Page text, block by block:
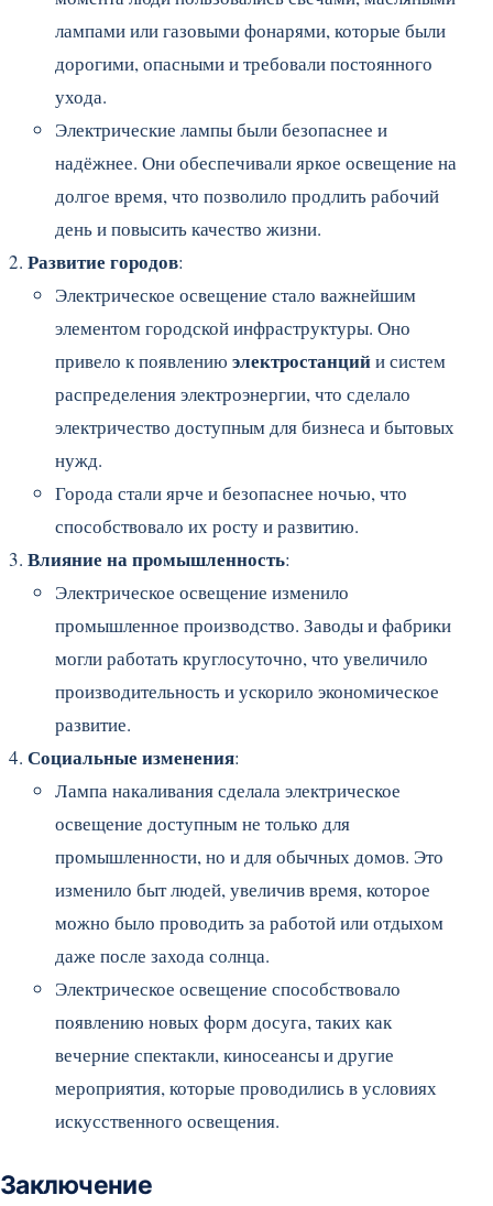
лампами или газовыми фонарями, которые были
дорогими, опасными и требовали постоянного
ухода.
Электрические лампы были безопаснее и
надёжнее. Они обеспечивали яркое освещение на
долгое время, что позволило продлить рабочий
день и повысить качество жизни.
Развитие городов:
Электрическое освещение стало важнейшим
элементом городской инфраструктуры. Оно
привело к появлению электростанцийи систем
распределения электроэнергии, что сделало
электричество доступным для бизнеса и бытовых
нужд.
Города стали ярче и безопаснее ночью, что
способствовало их росту и развитию.
Влияние на промышленность:
Электрическое освещение изменило
промышленное производство. Заводы и фабрики
могли работать круглосуточно, что увеличило
производительность и ускорило экономическое
развитие.
Социальные изменения:
Лампа накаливания сделала электрическое
освещение доступным не только для
промышленности, но и для обычных домов. Это
изменило быт людей, увеличив время, которое
можно было проводить за работой или отдыхом
даже после захода солнца.
Электрическое освещение способствовало
появлению новых форм досуга, таких как
вечерние спектакли, киносеансы и другие
мероприятия, которые проводились в условиях
искусственного освещения.
Заключение